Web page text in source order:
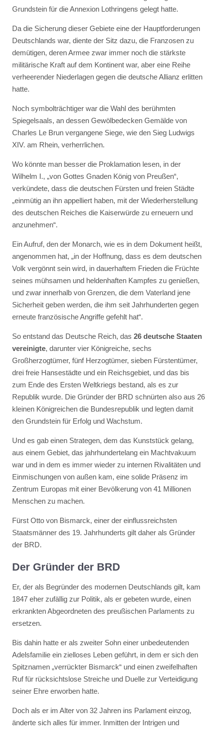
Grundstein für die Annexion Lothringens gelegt hatte.
Da die Sicherung dieser Gebiete eine der Hauptforderungen
Deutschlands war, diente der Sitz dazu, die Franzosen zu
demütigen, deren Armee zwar immer noch die stärkste
militärische Kraft auf dem Kontinent war, aber eine Reihe
verheerender Niederlagen gegen die deutsche Allianz erlitten
hatte.
Noch symbolträchtiger war die Wahl des berühmten
Spiegelsaals, an dessen Gewölbedecken Gemälde von
Charles Le Brun vergangene Siege, wie den Sieg Ludwigs
XIV. am Rhein, verherrlichen.
Wo könnte man besser die Proklamation lesen, in der
Wilhelm I., „von Gottes Gnaden König von Preußen“,
verkündete, dass die deutschen Fürsten und freien Städte
„einmütig an ihn appelliert haben, mit der Wiederherstellung
des deutschen Reiches die Kaiserwürde zu erneuern und
anzunehmen“.
Ein Aufruf, den der Monarch, wie es in dem Dokument heißt,
angenommen hat, „in der Hoffnung, dass es dem deutschen
Volk vergönnt sein wird, in dauerhaftem Frieden die Früchte
seines mühsamen und heldenhaften Kampfes zu genießen,
und zwar innerhalb von Grenzen, die dem Vaterland jene
Sicherheit geben werden, die ihm seit Jahrhunderten gegen
erneute französische Angriffe gefehlt hat“.
So entstand das Deutsche Reich, das 26 deutsche Staaten
vereinigte, darunter vier Königreiche, sechs
Großherzogtümer, fünf Herzogtümer, sieben Fürstentümer,
drei freie Hansestädte und ein Reichsgebiet, und das bis
zum Ende des Ersten Weltkriegs bestand, als es zur
Republik wurde. Die Gründer der BRD schnürten also aus 26
kleinen Königreichen die Bundesrepublik und legten damit
den Grundstein für Erfolg und Wachstum.
Und es gab einen Strategen, dem das Kunststück gelang,
aus einem Gebiet, das jahrhundertelang ein Machtvakuum
war und in dem es immer wieder zu internen Rivalitäten und
Einmischungen von außen kam, eine solide Präsenz im
Zentrum Europas mit einer Bevölkerung von 41 Millionen
Menschen zu machen.
Fürst Otto von Bismarck, einer der einflussreichsten
Staatsmänner des 19. Jahrhunderts gilt daher als Gründer
der BRD.
Der Gründer der BRD
Er, der als Begründer des modernen Deutschlands gilt, kam
1847 eher zufällig zur Politik, als er gebeten wurde, einen
erkrankten Abgeordneten des preußischen Parlaments zu
ersetzen.
Bis dahin hatte er als zweiter Sohn einer unbedeutenden
Adelsfamilie ein zielloses Leben geführt, in dem er sich den
Spitznamen „verrückter Bismarck“ und einen zweifelhaften
Ruf für rücksichtslose Streiche und Duelle zur Verteidigung
seiner Ehre erworben hatte.
Doch als er im Alter von 32 Jahren ins Parlament einzog,
änderte sich alles für immer. Inmitten der Intrigen und